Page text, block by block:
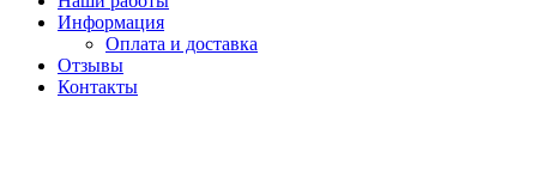
Информация
Оплата и доставка
Отзывы
Контакты